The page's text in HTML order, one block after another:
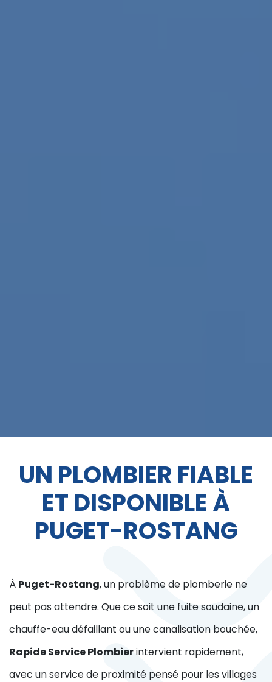
UN PLOMBIER FIABLE
ET DISPONIBLE À
PUGET-ROSTANG
À Puget-Rostang, un problème de plomberie ne
peut pas attendre. Que ce soit une fuite soudaine, un
chauffe-eau défaillant ou une canalisation bouchée,
Rapide Service Plombierintervient rapidement,
avec un service de proximité pensé pour les villages